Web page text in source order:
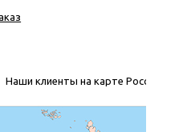
Наши клиенты на карте России